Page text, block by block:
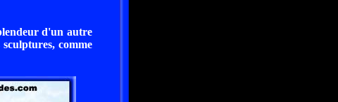
d'un autre
comme